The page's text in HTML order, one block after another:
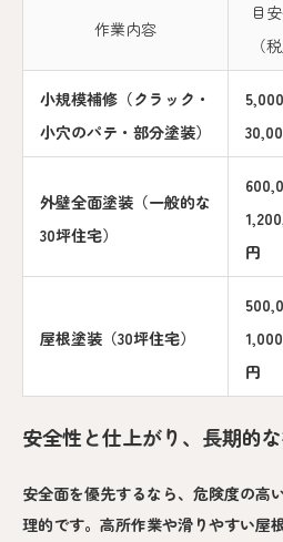
作業内容
目
（
小規模補修（クラック・
小穴のパテ・部分塗装）
外壁全面塗装（一般的な
30坪住宅）
円
屋根塗装（30坪住宅）
円
安全性と仕上がり、長期的
安全面を優先するなら、危険度の高
理的です。高所作業や滑りやすい屋